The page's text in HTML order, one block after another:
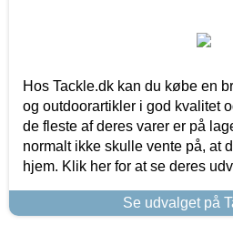
Hos Tackle.dk kan du købe en
og outdoorartikler i god kvalitet
de fleste af deres varer er på
normalt ikke skulle vente på, at
hjem. Klik her for at se deres
Se udvalget på